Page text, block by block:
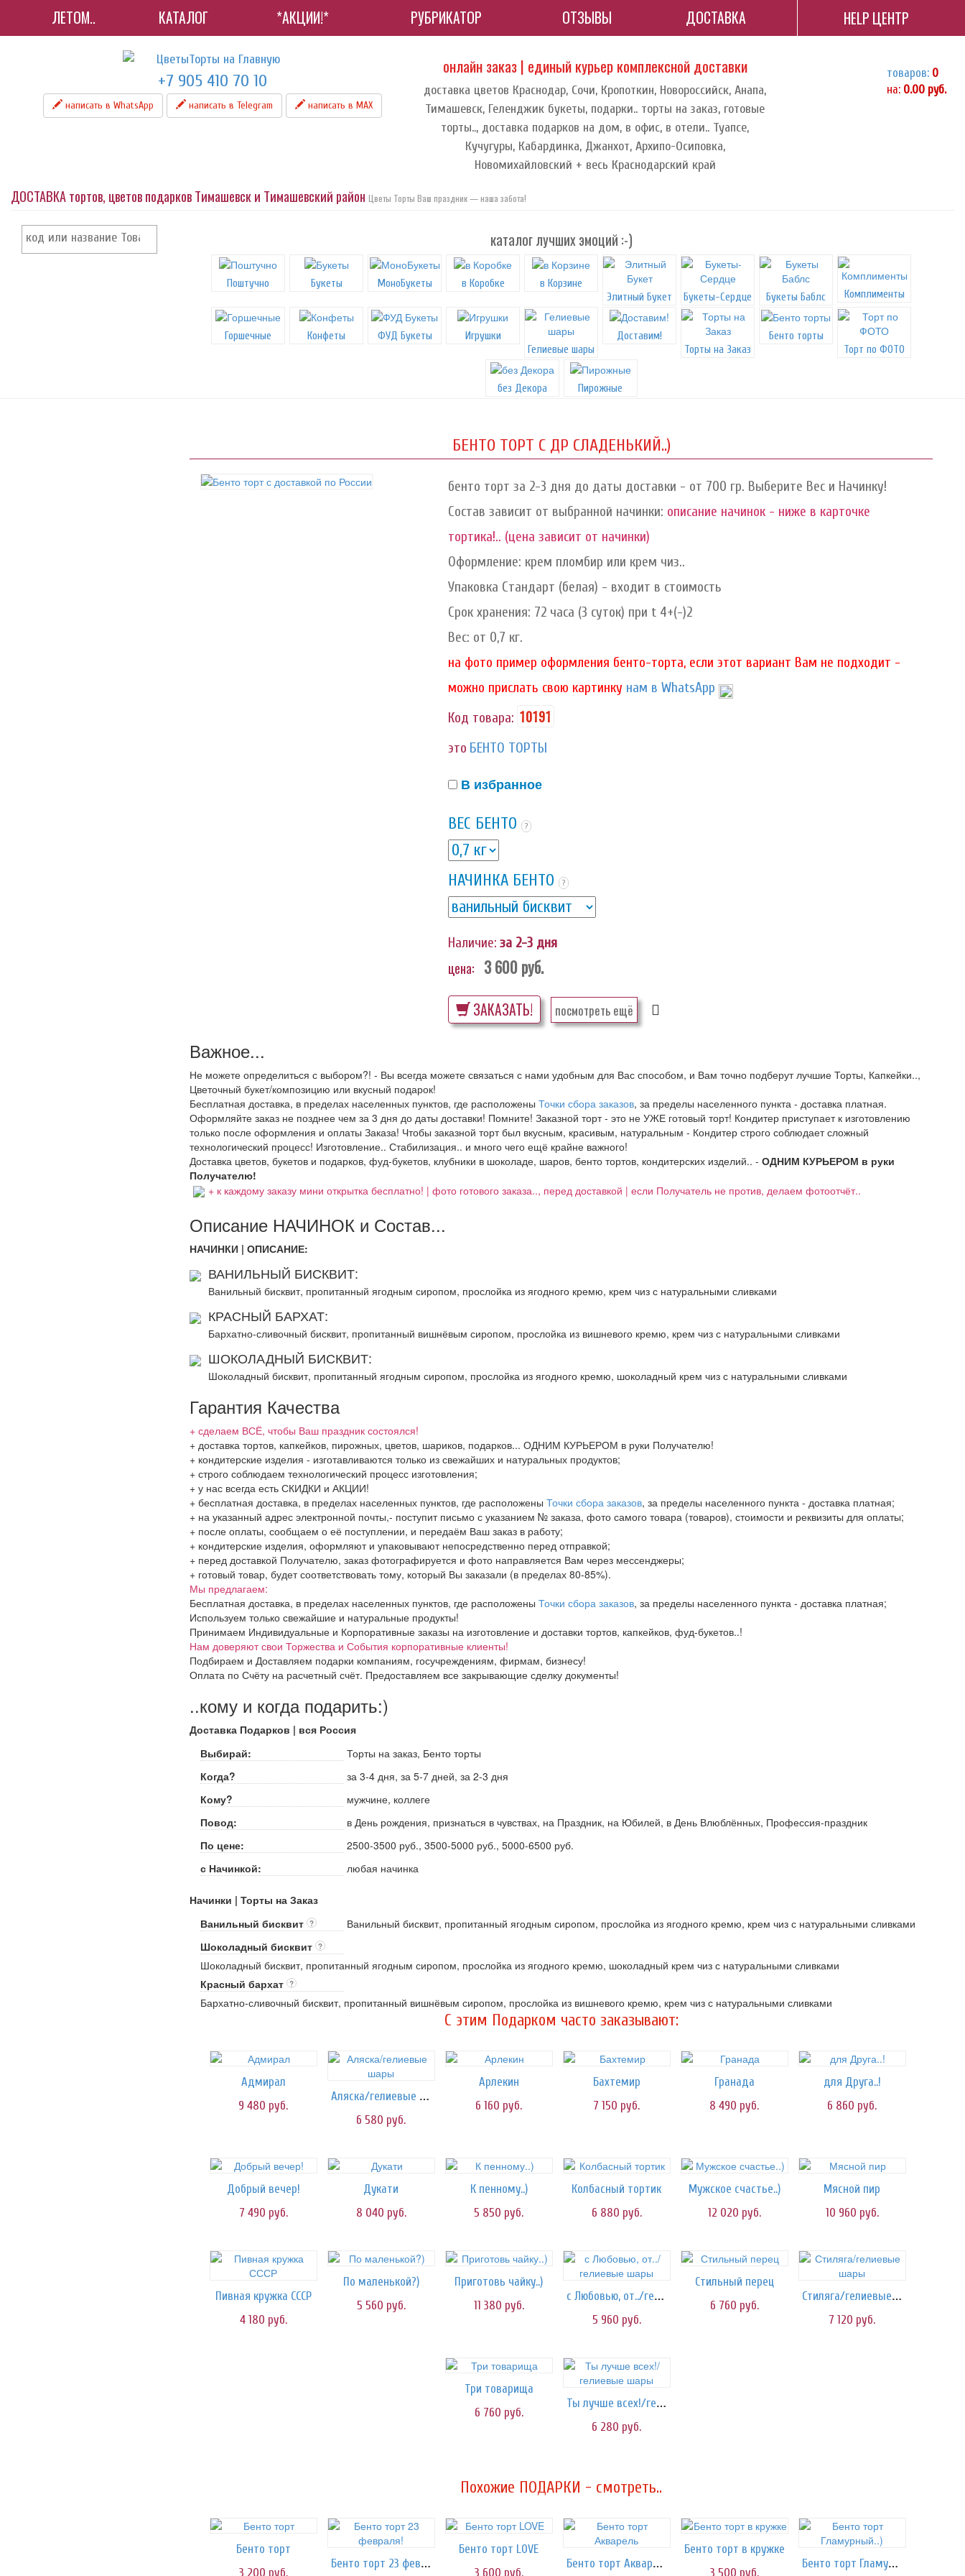
ЛЕТОМ.. КАТАЛОГ *АКЦИИ!* РУБРИКАТОР ОТЗЫВЫ ДОСТАВКА HELP ЦЕНТР
+7 905 410 70 10
написать в WhatsApp написать в Telegram написать в МАХ
онлайн заказ | единый курьер комплексной доставки
доставка цветов Краснодар, Сочи, Кропоткин, Новороссийск, Анапа,
Тимашевск, Геленджик букеты, подарки.. торты на заказ, готовые
торты.., доставка подарков на дом, в офис, в отели.. Туапсе,
Кучугуры, Кабардинка, Джанхот, Архипо-Осиповка,
Новомихайловский + весь Краснодарский край
товаров: 0
на: 0.00 руб.
ДОСТАВКА тортов, цветов подарков Тимашевск и Тимашевский район Цветы Торты Ваш праздник — наша забота!
каталог лучших эмоций :-)
Поштучно Букеты МоноБукеты в Коробке
в Корзине
Элитный Букет
Букеты-Сердце Букеты Баблс Комплименты
Горшечные Конфеты ФУД Букеты
Игрушки
Гелиевые шары
Доставим!
Торты на Заказ
Бенто торты
Торт по ФОТО
без Декора Пирожные
БЕНТО ТОРТ С ДР СЛАДЕНЬКИЙ..)
бенто торт за 2-3 дня до даты доставки - от 700 гр. Выберите Вес и Начинку!
Состав зависит от выбранной начинки: описание начинок - ниже в карточке
тортика!.. (цена зависит от начинки)
Оформление: крем пломбир или крем чиз..
Упаковка Стандарт (белая) - входит в стоимость
Срок хранения: 72 часа (3 суток) при t 4+(-)2
Вес: от 0,7 кг.
на фото пример оформления бенто-торта, если этот вариант Вам не подходит -
можно прислать свою картинку нам в WhatsApp
Код товара: 10191
это БЕНТО ТОРТЫ
В избранное
ВЕС БЕНТО ?
НАЧИНКА БЕНТО ?
Наличие: за 2-3 дня
цена: 3 600руб.
ЗАКАЗАТЬ! посмотреть ещё
Важное...
Не можете определиться с выбором?! - Вы всегда можете связаться с нами удобным для Вас способом, и Вам точно подберут лучшие Торты, Капкейки..,
Цветочный букет/композицию или вкусный подарок!
Бесплатная доставка, в пределах населенных пунктов, где расположены Точки сбора заказов, за пределы населенного пункта - доставка платная.
Оформляйте заказ не позднее чем за 3 дня до даты доставки! Помните! Заказной торт - это не УЖЕ готовый торт! Кондитер приступает к изготовлению
только после оформления и оплаты Заказа! Чтобы заказной торт был вкусным, красивым, натуральным - Кондитер строго соблюдает сложный
технологический процесс! Изготовление.. Стабилизация.. и много чего ещё крайне важного!
Доставка цветов, букетов и подарков, фуд-букетов, клубники в шоколаде, шаров, бенто тортов, кондитерских изделий.. - ОДНИМ КУРЬЕРОМ в руки
Получателю!
+ к каждому заказу мини открытка бесплатно! | фото готового заказа.., перед доставкой | если Получатель не против, делаем фотоотчёт..
Описание НАЧИНОК и Состав...
НАЧИНКИ | ОПИСАНИЕ:
ВАНИЛЬНЫЙ БИСКВИТ:
Ванильный бисквит, пропитанный ягодным сиропом, прослойка из ягодного кремю, крем чиз с натуральными сливками
КРАСНЫЙ БАРХАТ:
Бархатно-сливочный бисквит, пропитанный вишнёвым сиропом, прослойка из вишневого кремю, крем чиз с натуральными сливками
ШОКОЛАДНЫЙ БИСКВИТ:
Шоколадный бисквит, пропитанный ягодным сиропом, прослойка из ягодного кремю, шоколадный крем чиз с натуральными сливками
Гарантия Качества
+ сделаем ВСЁ, чтобы Ваш праздник состоялся!
+ доставка тортов, капкейков, пирожных, цветов, шариков, подарков... ОДНИМ КУРЬЕРОМ в руки Получателю!
+ кондитерские изделия - изготавливаются только из свежайших и натуральных продуктов;
+ строго соблюдаем технологический процесс изготовления;
+ у нас всегда есть СКИДКИ и АКЦИИ!
+ бесплатная доставка, в пределах населенных пунктов, где расположены Точки сбора заказов, за пределы населенного пункта - доставка платная;
+ на указанный адрес электронной почты,- поступит письмо с указанием № заказа, фото самого товара (товаров), стоимости и реквизиты для оплаты;
+ после оплаты, сообщаем о её поступлении, и передаём Ваш заказ в работу;
+ кондитерские изделия, оформляют и упаковывают непосредственно перед отправкой;
+ перед доставкой Получателю, заказ фотографируется и фото направляется Вам через мессенджеры;
+ готовый товар, будет соответствовать тому, который Вы заказали (в пределах 80-85%).
Мы предлагаем:
Бесплатная доставка, в пределах населенных пунктов, где расположены Точки сбора заказов, за пределы населенного пункта - доставка платная;
Используем только свежайшие и натуральные продукты!
Принимаем Индивидуальные и Корпоративные заказы на изготовление и доставки тортов, капкейков, фуд-букетов..!
Нам доверяют свои Торжества и События корпоративные клиенты!
Подбираем и Доставляем подарки компаниям, госучреждениям, фирмам, бизнесу!
Оплата по Счёту на расчетный счёт. Предоставляем все закрывающие сделку документы!
..кому и когда подарить:)
Доставка Подарков | вся Россия
Выбирай:
Торты на заказ, Бенто торты
Когда?
за 3-4 дня, за 5-7 дней, за 2-3 дня
Кому?
мужчине, коллеге
Повод:
в День рождения, признаться в чувствах, на Праздник, на Юбилей, в День Влюблённых, Профессия-праздник
По цене:
2500-3500 руб., 3500-5000 руб., 5000-6500 руб.
с Начинкой:
любая начинка
Начинки | Торты на Заказ
Ванильный бисквит ?
Ванильный бисквит, пропитанный ягодным сиропом, прослойка из ягодного кремю, крем чиз с натуральными сливками
Шоколадный бисквит ?
Шоколадный бисквит, пропитанный ягодным сиропом, прослойка из ягодного кремю, шоколадный крем чиз с натуральными сливками
Красный бархат ?
Бархатно-сливочный бисквит, пропитанный вишнёвым сиропом, прослойка из вишневого кремю, крем чиз с натуральными сливками
C этим Подарком часто заказывают:
Адмирал
9 480 руб.
Аляска/гелиевые шары
6 580 руб.
Арлекин
6 160 руб.
Бахтемир
7 150 руб.
Гранада
8 490 руб.
для Друга..!
6 860 руб.
Добрый вечер!
7 490 руб.
Дукати
8 040 руб.
К пенному..)
5 850 руб.
Колбасный тортик
6 880 руб.
Мужское счастье..)
12 020 руб.
Мясной пир
10 960 руб.
Пивная кружка СССР
4 180 руб.
По маленькой?)
5 560 руб.
Приготовь чайку..)
11 380 руб.
с Любовью, от../гелиевые шары
5 960 руб.
Стильный перец
6 760 руб.
Стиляга/гелиевые шары
7 120 руб.
Три товарища
6 760 руб.
Ты лучше всех!/гелиевые шары
6 280 руб.
Похожие ПОДАРКИ - смотреть..
Бенто торт
3 200 руб.
Бенто торт 23 февраля!
Бенто торт LOVE
3 600 руб.
Бенто торт Акварель
Бенто торт в кружке
3 500 руб.
Бенто торт Гламурный..)